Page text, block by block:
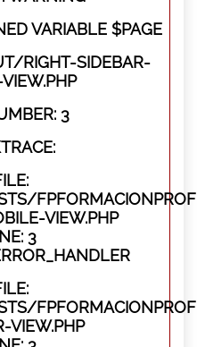
VARIABLE $PAGE
RIGHT-SIDEBAR-
3
VIEW.PHP
3
VIEW.PHP